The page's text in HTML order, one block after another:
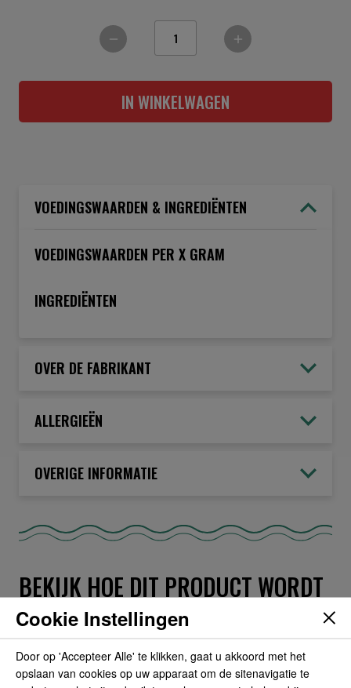
IN WINKELWAGEN
VOEDINGSWAARDEN & INGREDIËNTEN
VOEDINGSWAARDEN PER X GRAM
INGREDIËNTEN
OVER DE FABRIKANT
ALLERGIEËN
OVERIGE INFORMATIE
BEKIJK HOE DIT PRODUCT WORDT
GEBRUIKT IN DE VOLGENDE
RECEPTEN
Cookie Instellingen
Door op 'Accepteer Alle' te klikken, gaat u akkoord met het
opslaan van cookies op uw apparaat om de sitenavigatie te